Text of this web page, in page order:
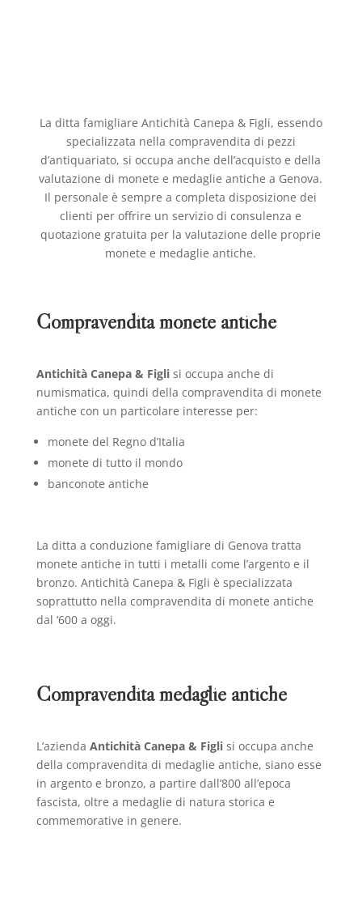
La ditta famigliare Antichità Canepa & Figli, essendo
specializzata nella compravendita di pezzi
d’antiquariato, si occupa anche dell’acquisto e della
valutazione di monete e medaglie antiche a Genova.
Il personale è sempre a completa disposizione dei
clienti per offrire un servizio di consulenza e
quotazione gratuita per la valutazione delle proprie
monete e medaglie antiche.
Compravendita monete antiche
Antichità Canepa & Figlisi occupa anche di
numismatica, quindi della compravendita di monete
antiche con un particolare interesse per:
monete del Regno d’Italia
monete di tutto il mondo
banconote antiche
La ditta a conduzione famigliare di Genova tratta
monete antiche in tutti i metalli come l’argento e il
bronzo. Antichità Canepa & Figli è specializzata
soprattutto nella compravendita di monete antiche
dal ‘600 a oggi.
Compravendita medaglie antiche
L’azienda Antichità Canepa & Figlisi occupa anche
della compravendita di medaglie antiche, siano esse
in argento e bronzo, a partire dall’800 all’epoca
fascista, oltre a medaglie di natura storica e
commemorative in genere.